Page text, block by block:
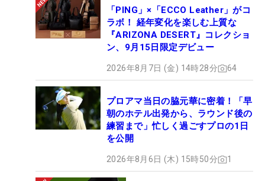
「PING」×「ECCO Leather」がコ
ラボ！ 経年変化を楽しむ上質な
『ARIZONA DESERT』コレクショ
ン、9月15日限定デビュー
2026年8月7日 (金) 14時28分 64
プロアマ当日の脇元華に密着！「早
朝のホテル出発から、ラウンド後の
練習まで」忙しく過ごすプロの1日
を公開
2026年8月6日 (木) 15時50分 1